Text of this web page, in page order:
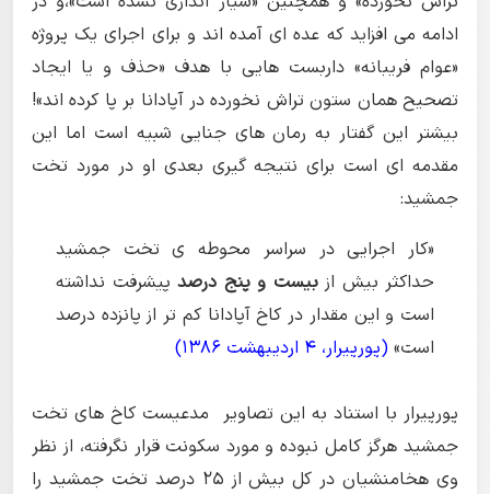
ادامه می افزاید که عده ای آمده اند و برای اجرای یک پروژه
«عوام فریبانه» داربست هایی با هدف «حذف و یا ایجاد
تصحیح همان ستون تراش نخورده در آپادانا بر پا کرده اند»!
بیشتر این گفتار به رمان های جنایی شبیه است اما این
مقدمه ای است برای نتیجه گیری بعدی او در مورد تخت
جمشید:
«کار اجرایی در سراسر محوطه ی تخت جمشید
حداکثر بیش ازبیست و پنج درصد پیشرفت نداشته
است و این مقدار در کاخ آپادانا کم تر از پانزده درصد
است» (پورپیرار، 4 اردیبهشت 1386)
پورپیرار با استناد به این تصاویر مدعیست کاخ های تخت
جمشید هرگز کامل نبوده و مورد سکونت قرار نگرفته، از نظر
وی هخامنشیان در کل بیش از 25 درصد تخت جمشید را